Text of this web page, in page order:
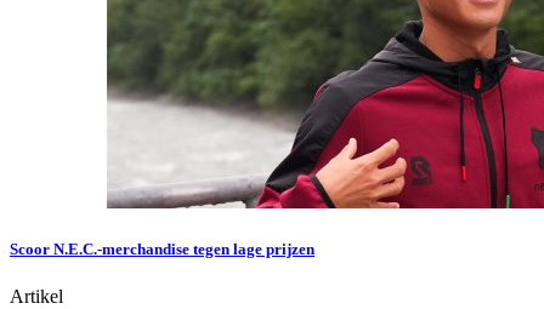
Scoor N.E.C.-merchandise tegen lage prijzen
Artikel